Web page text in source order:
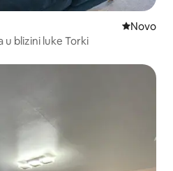
Novi
Novo
u blizini luke Torki